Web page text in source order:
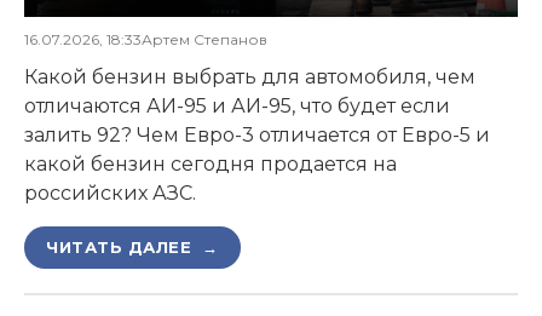
16.07.2026, 18:33Артем Степанов
Какой бензин выбрать для автомобиля, чем
отличаются АИ-95 и АИ-95, что будет если
залить 92? Чем Евро-3 отличается от Евро-5 и
какой бензин сегодня продается на
российских АЗС.
ЧИТАТЬ ДАЛЕЕ →